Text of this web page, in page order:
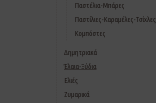
Παστέλια-Μπάρες
Παστίλιες-Καραμέλες-Τσίχλες
Κομπόστες
Δημητριακά
Έλαια-Ξύδια
Ελιές
Ζυμαρικά